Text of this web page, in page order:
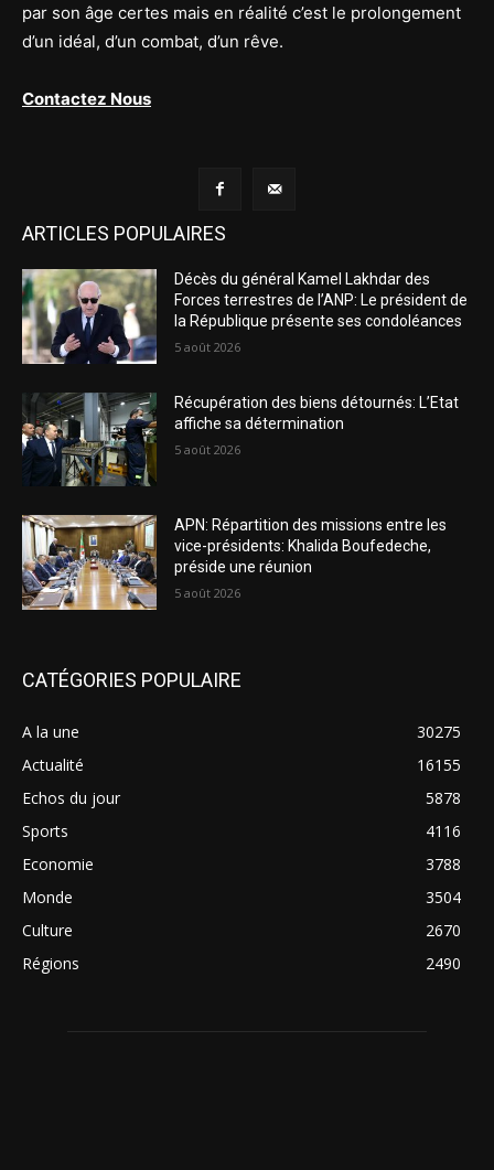
par son âge certes mais en réalité c’est le prolongement
d’un idéal, d’un combat, d’un rêve.
Contactez Nous
ARTICLES POPULAIRES
Décès du général Kamel Lakhdar des
Forces terrestres de l’ANP: Le président de
la République présente ses condoléances
5 août 2026
Récupération des biens détournés: L’Etat
affiche sa détermination
5 août 2026
APN: Répartition des missions entre les
vice-présidents: Khalida Boufedeche,
préside une réunion
5 août 2026
CATÉGORIES POPULAIRE
A la une
30275
Actualité
16155
Echos du jour
5878
Sports
4116
Economie
3788
Monde
3504
Culture
2670
Régions
2490